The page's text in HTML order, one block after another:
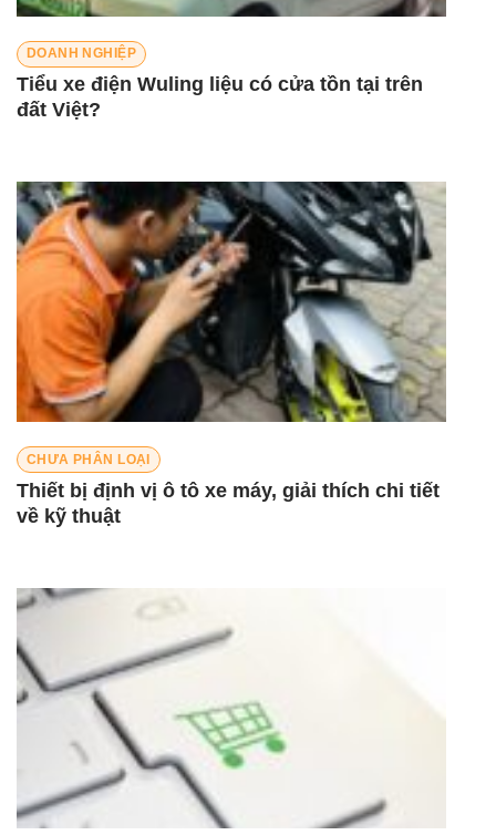
DOANH NGHIỆP
Tiểu xe điện Wuling liệu có cửa tồn tại trên
đất Việt?
CHƯA PHÂN LOẠI
Thiết bị định vị ô tô xe máy, giải thích chi tiết
về kỹ thuật